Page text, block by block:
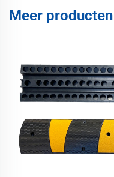
Meer producten